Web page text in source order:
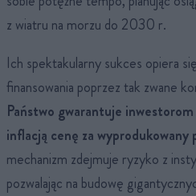
z wiatru na morzu do 2030 r.
Ich spektakularny sukces opiera
finansowania poprzez tak zwane
Państwo gwarantuje inwestorom
inflacją cenę za wyprodukowany
mechanizm zdejmuje ryzyko z
pozwalając na budowę